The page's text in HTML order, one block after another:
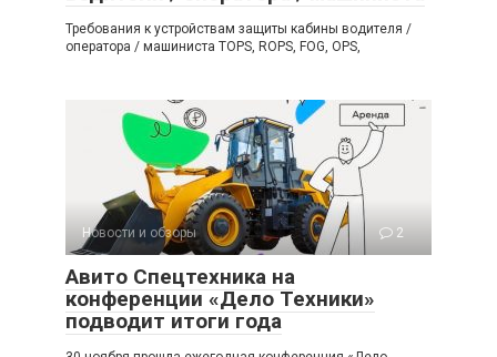
Требования к устройствам защиты кабины водителя /
оператора / машиниста TOPS, ROPS, FOG, OPS,
Новости и обзоры 2
Авито Спецтехника на
конференции «Дело Техники»
подводит итоги года